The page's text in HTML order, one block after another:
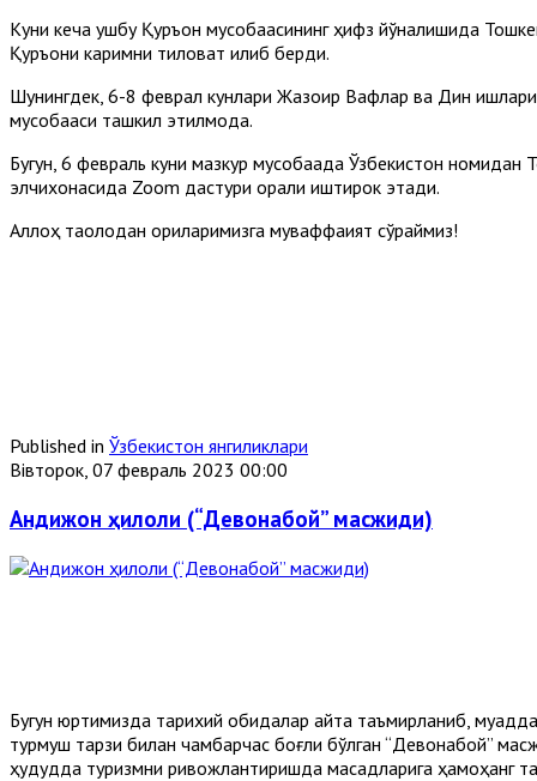
Куни кеча ушбу Қуръон мусобақасининг ҳифз йўналишида
Қуръони каримни тиловат қилиб берди.
Шунингдек, 6-8 феврал кунлари Жазоир Вақфлар ва Дин
мусобақаси ташкил этилмоқда.
Бугун, 6 февраль куни мазкур мусобақада Ўзбекистон
элчихонасида Zoom дастури орқали иштирок этади.
Аллоҳ таолодан қориларимизга муваффақият сўраймиз!
Published in Ўзбекистон янгиликлари
Вівторок, 07 февраль 2023 00:00
Андижон ҳилоли (“Девонабой” масжиди)
Бугун юртимизда тарихий обидалар қайта таъмирланиб,
турмуш тарзи билан чамбарчас боғлиқ бўлган “Девонабой”
ҳудудда туризмни ривожлантиришда мақсадларига ҳамоҳанг